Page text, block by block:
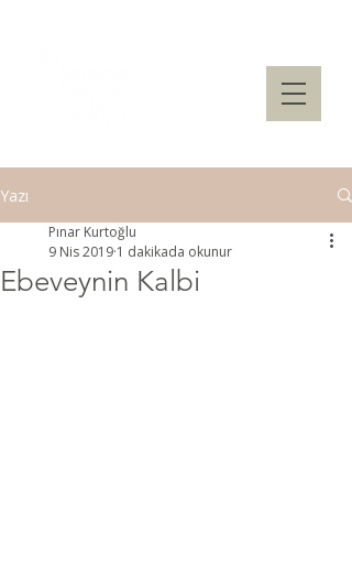
Yazı
Ebeveynin Kalbi
Pınar Kurtoğlu
9 Nis 2019 1 dakikada okunur